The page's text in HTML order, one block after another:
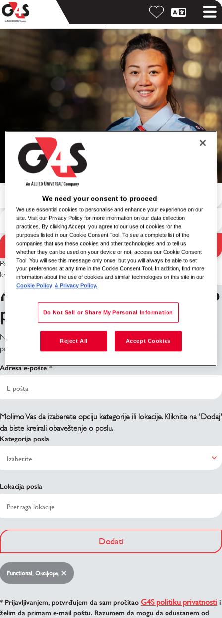
Rezultati pretrage
Pretraga po lokaciji
Pretraga
Pokušajte sa drugom kombinacijom ključnih reči / lokacije ili proširite
kriterijume pretrage.
Prijavite se za obaveštenja o
poslovima
Ne vidite šta tražite? Prijavite se i mi ćemo Vas obavestiti kada pozicije
postanu dostupne.
Adresa e-pošte
Molimo Vas da izaberete opciju kategorije ili lokacije. Kliknite na 'Dodaj'
da biste kreirali obaveštenje o poslu.
Kategorija posla
Lokacija posla
Dodati
Functional, Оксфорд
* Prijavljivanjem, potvrđujem da sam pročitao G4S politiku privatnosti i
želim da primam e-mail poštu. Razumem da mogu da odustanem od
We need your consent to proceed
We use essential cookies to personalise and enhance your experience on our
site. Visit our Privacy Policy for more information on our data collection
practices. By clicking Accept, you agree to our use of cookies for the
purposes listed in our Cookie Consent Tool. To see a complete list of the
companies that use these cookies and other technologies and to tell us
whether they can be used on your device or not, access our Cookie Consent
Tool. You will see this message only once, but you will always be able to set
your preferences at any time in the Cookie Consent Tool. In addition, find more
information about the use of cookies and similar technologies on this site in our
Cookie Policy & Privacy Policy.
Do Not Sell or Share My Personal Information
Reject All Accept Cookies